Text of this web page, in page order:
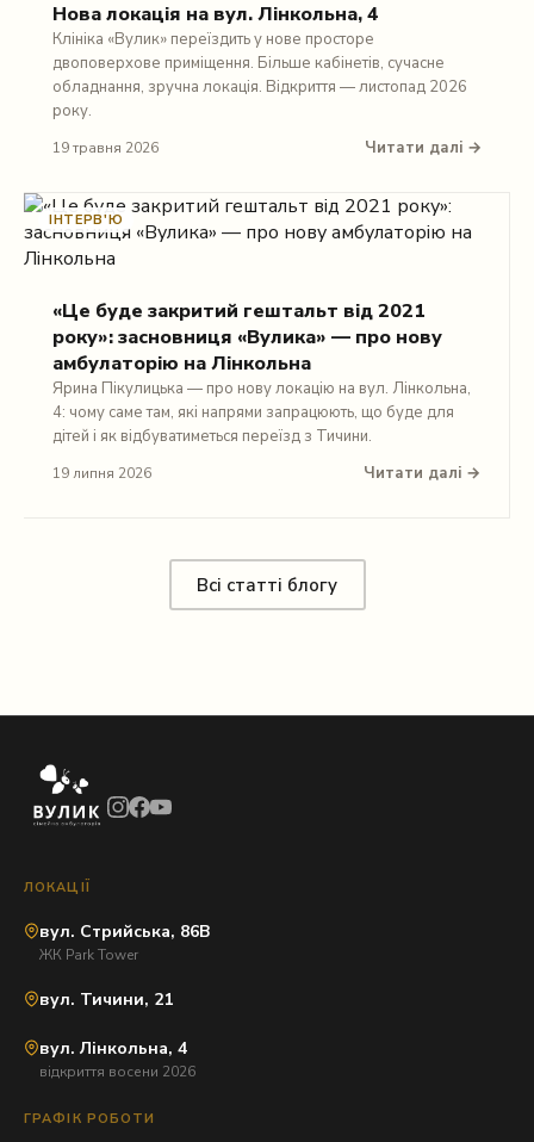
Нова локація на вул. Лінкольна, 4
Клініка «Вулик» переїздить у нове просторе
двоповерхове приміщення. Більше кабінетів, сучасне
обладнання, зручна локація. Відкриття — листопад 2026
року.
19 травня 2026 Читати далі →
ІНТЕРВ'Ю
«Це буде закритий гештальт від 2021
року»: засновниця «Вулика» — про нову
амбулаторію на Лінкольна
Ярина Пікулицька — про нову локацію на вул. Лінкольна,
4: чому саме там, які напрями запрацюють, що буде для
дітей і як відбуватиметься переїзд з Тичини.
19 липня 2026 Читати далі →
Всі статті блогу
ЛОКАЦІЇ
вул. Стрийська, 86В
ЖК Park Tower
вул. Тичини, 21
вул. Лінкольна, 4
відкриття восени 2026
ГРАФІК РОБОТИ